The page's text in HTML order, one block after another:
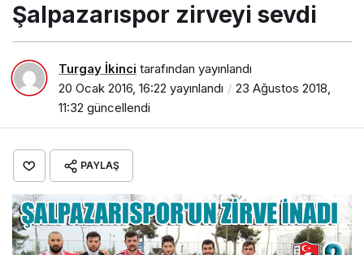
Şalpazarıspor zirveyi sevdi
Turgay İkinci tarafından yayınlandı
20 Ocak 2016, 16:22 yayınlandı
23 Ağustos 2018,
11:32 güncellendi
PAYLAŞ